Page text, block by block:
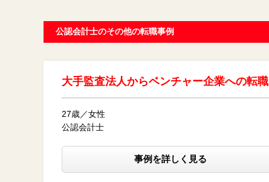
公認会計士のその他の転職事例
大手監査法人からベンチャー企業への転職
27歳／女性
公認会計士
事例を詳しく見る